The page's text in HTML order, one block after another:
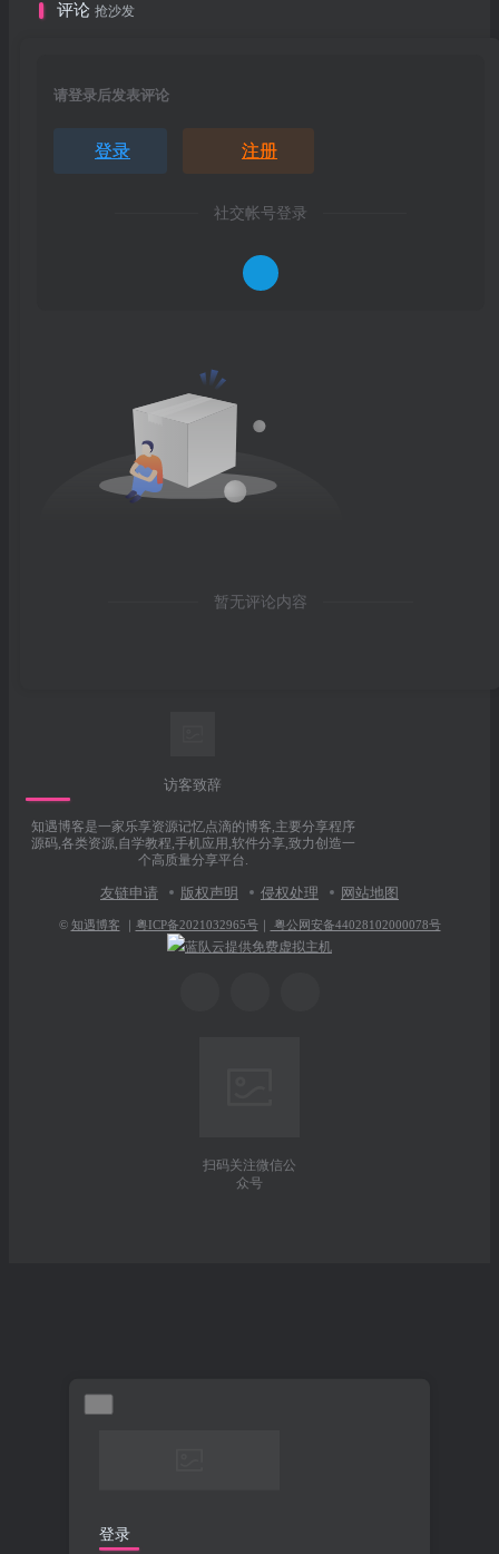
评论 抢沙发
请登录后发表评论
登录 注册
社交帐号登录
暂无评论内容
访客致辞
知遇博客是一家乐享资源记忆点滴的博客,主要分享程序
源码,各类资源,自学教程,手机应用,软件分享,致力创造一
个高质量分享平台.
友链申请 版权声明 侵权处理 网站地图
© 知遇博客 粤ICP备2021032965号｜ 粤公网安备44028102000078号
蓝队云提供免费虚拟主机
扫码关注微信公
众号
登录